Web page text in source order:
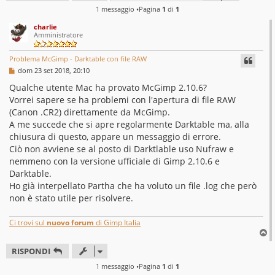
1 messaggio •Pagina 1 di 1
charlie
Amministratore
Problema McGimp - Darktable con file RAW
M
s
s
a
g
g
o
dom 23 set 2018, 20:10
Qualche utente Mac ha provato McGimp 2.10.6?
Vorrei sapere se ha problemi con l'apertura di file RAW
(Canon .CR2) direttamente da McGimp.
A me succede che si apre regolarmente Darktable ma, alla
chiusura di questo, appare un messaggio di errore.
Ciò non avviene se al posto di Darktlable uso Nufraw e
nemmeno con la versione ufficiale di Gimp 2.10.6 e
Darktable.
Ho già interpellato Partha che ha voluto un file .log che però
non è stato utile per risolvere.
Ci trovi sul nuovo forum di Gimp Italia
o
RISPONDI
1 messaggio •Pagina 1 di 1